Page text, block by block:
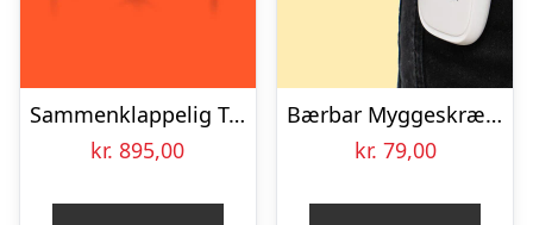
Sammenklappelig Teltseng – Outlust
kr. 895,00
Bærbar Myggeskræmmer
kr. 79,00